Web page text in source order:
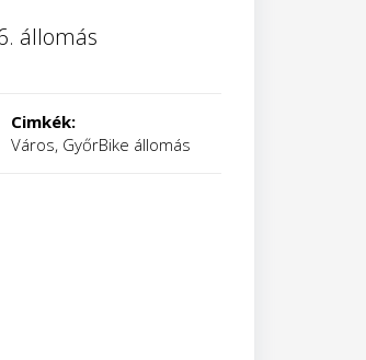
állomás
Cimkék:
Város, GyőrBike állomás